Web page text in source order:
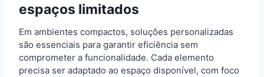
espaços limitados
Em ambientes compactos, soluções personalizadas
são essenciais para garantir eficiência sem
comprometer a funcionalidade. Cada elemento
precisa ser adaptado ao espaço disponível, com foco